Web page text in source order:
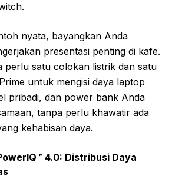
nyata, bayangkan Anda
presentasi penting di kafe.
perlu satu colokan listrik dan satu
untuk mengisi daya laptop
pribadi, dan power bank Anda
tanpa perlu khawatir ada
kehabisan daya.
4.0: Distribusi Daya